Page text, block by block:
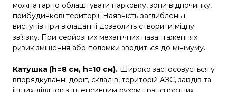
можна гарно облаштувати парковку, зони відпочинку,
прибудинкові території. Наявність заглиблень і
виступів при вкладанні дозволить створити міцну
зв’язку. При серйозних механічних навантаженнях
ризик зміщення або поломки зводиться до мінімуму.
Катушка (h=8 см, h=10 см). Широко застосовується у
впорядкуванні доріг, складів, територій АЗС, заїздів та